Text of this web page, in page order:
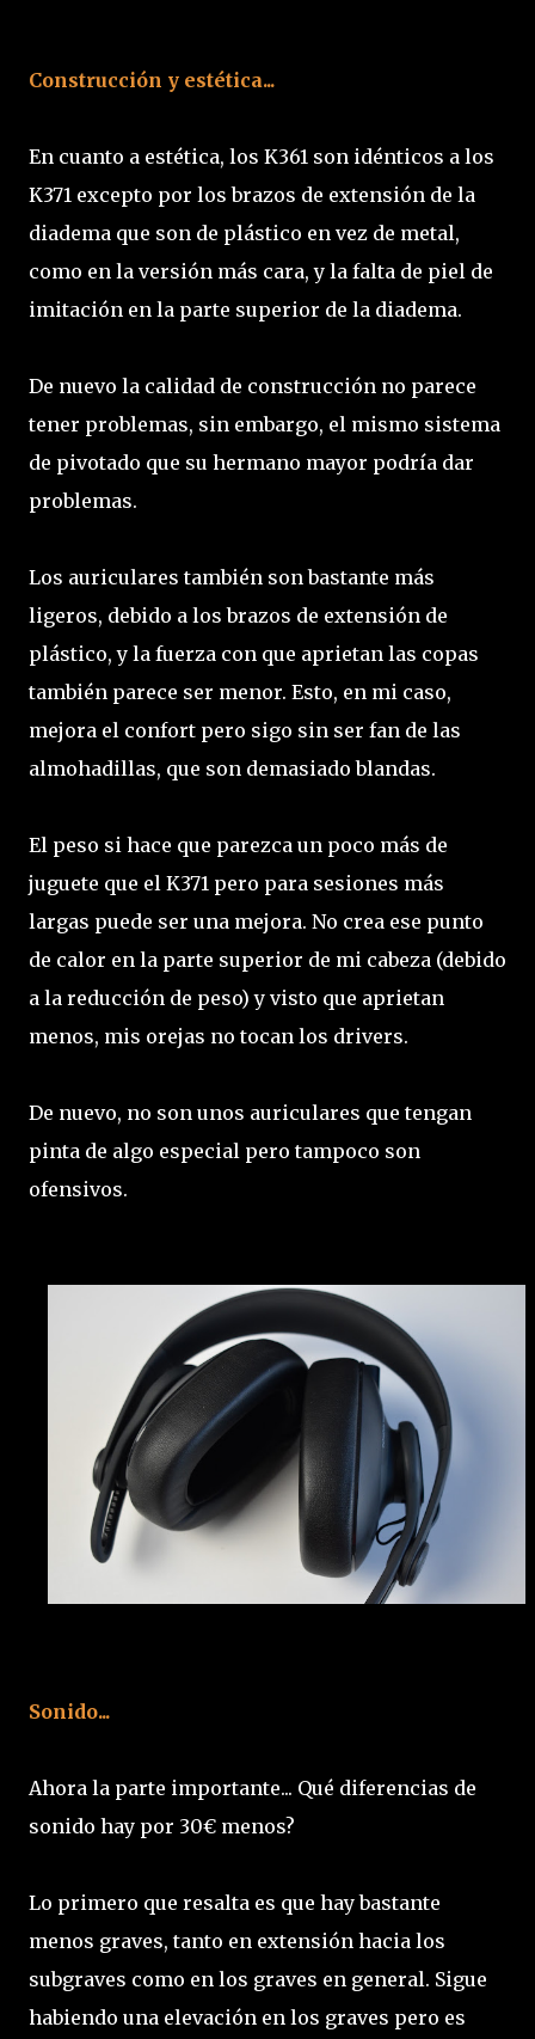
Construcción y estética...
En cuanto a estética, los K361 son idénticos a los
K371 excepto por los brazos de extensión de la
diadema que son de plástico en vez de metal,
como en la versión más cara, y la falta de piel de
imitación en la parte superior de la diadema.
De nuevo la calidad de construcción no parece
tener problemas, sin embargo, el mismo sistema
de pivotado que su hermano mayor podría dar
problemas.
Los auriculares también son bastante más
ligeros, debido a los brazos de extensión de
plástico, y la fuerza con que aprietan las copas
también parece ser menor. Esto, en mi caso,
mejora el confort pero sigo sin ser fan de las
almohadillas, que son demasiado blandas.
El peso si hace que parezca un poco más de
juguete que el K371 pero para sesiones más
largas puede ser una mejora. No crea ese punto
de calor en la parte superior de mi cabeza (debido
a la reducción de peso) y visto que aprietan
menos, mis orejas no tocan los drivers.
De nuevo, no son unos auriculares que tengan
pinta de algo especial pero tampoco son
ofensivos.
Sonido...
Ahora la parte importante... Qué diferencias de
sonido hay por 30€ menos?
Lo primero que resalta es que hay bastante
menos graves, tanto en extensión hacia los
subgraves como en los graves en general. Sigue
habiendo una elevación en los graves pero es